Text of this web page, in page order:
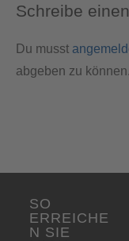
Schreibe
Du musst
abgeben zu können.
SO
ERREICHE
N SIE